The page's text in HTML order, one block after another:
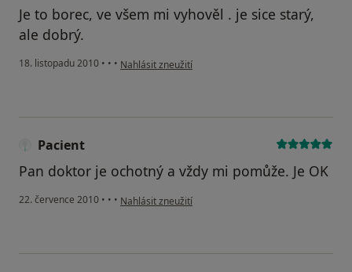
Je to borec, ve všem mi vyhověl . je sice starý,
ale dobrý.
18. listopadu 2010 • • • podle názoru uživatele Pacient
Nahlásit zneužití
Pacient
Pan doktor je ochotný a vždy mi pomůže. Je OK
22. července 2010 • • • podle názoru uživatele Pacient
Nahlásit zneužití